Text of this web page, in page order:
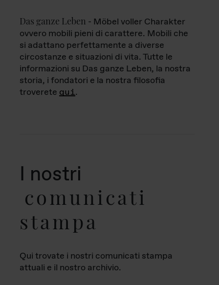
Das ganze Leben - Möbel voller Charakter
ovvero mobili pieni di carattere. Mobili che
si adattano perfettamente a diverse
circostanze e situazioni di vita. Tutte le
informazioni su Das ganze Leben, la nostra
storia, i fondatori e la nostra filosofia
troverete qui.
I nostri
comunicati
stampa
Qui trovate i nostri comunicati stampa
attuali e il nostro archivio.